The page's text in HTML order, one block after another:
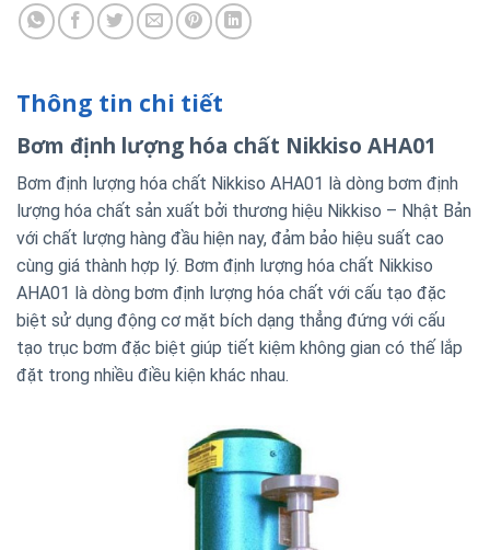
Thông tin chi tiết
Bơm định lượng hóa chất Nikkiso AHA01
Bơm định lượng hóa chất Nikkiso AHA01 là dòng bơm định
lượng hóa chất sản xuất bởi thương hiệu Nikkiso – Nhật Bản
với chất lượng hàng đầu hiện nay, đảm bảo hiệu suất cao
cùng giá thành hợp lý. Bơm định lượng hóa chất Nikkiso
AHA01 là dòng bơm định lượng hóa chất với cấu tạo đặc
biệt sử dụng động cơ mặt bích dạng thẳng đứng với cấu
tạo trục bơm đặc biệt giúp tiết kiệm không gian có thế lắp
đặt trong nhiều điều kiện khác nhau.